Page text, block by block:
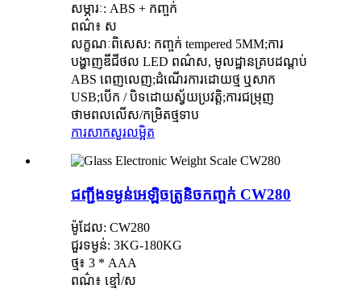
សម្ភារៈ: ABS + កញ្ចក់
ពណ៌៖ ស
លក្ខណៈពិសេស: កញ្ចក់ tempered 5MM;ការ
បង្ហាញឌីជីថល LED ពណ៌ស, មូលដ្ឋានគ្របដណ្តប់
ABS ពេញលេញ;ដំណើរការដោយថ្ម ឬសាក
USB;បើក / បិទដោយស្វ័យប្រវត្តិ;ការជម្រុញ
ថាមពលលើស/កម្រិតថ្មទាប
ការសាកសួរលម្អិត
ជញ្ជីងទម្ងន់អេឡិចត្រូនិចកញ្ចក់ CW280
ម៉ូដែល: CW280
ជួរទម្ងន់: 3KG-180KG
ថ្ម៖ 3 * AAA
ពណ៌៖ ខ្មៅ/ស